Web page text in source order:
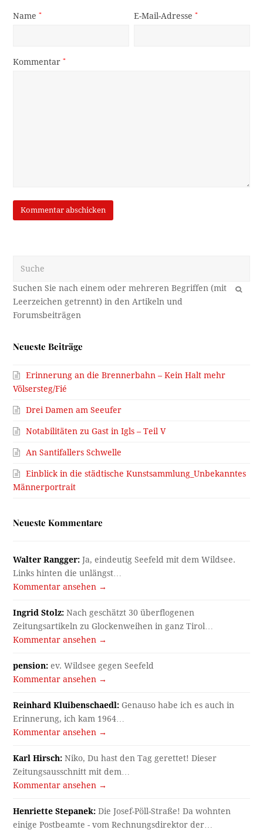
Name* E-Mail-Adresse*
Kommentar*
OK
Neueste Beiträge
Erinnerung an die Brennerbahn – Kein Halt mehr
Völsersteg/Fié
Drei Damen am Seeufer
Notabilitäten zu Gast in Igls – Teil V
An Santifallers Schwelle
Einblick in die städtische Kunstsammlung_Unbekanntes
Männerportrait
Neueste Kommentare
Walter Rangger: Ja, eindeutig Seefeld mit dem Wildsee.
Links hinten die unlängst…
Kommentar ansehen →
Ingrid Stolz: Nach geschätzt 30 überflogenen
Zeitungsartikeln zu Glockenweihen in ganz Tirol…
Kommentar ansehen →
pension: ev. Wildsee gegen Seefeld
Kommentar ansehen →
Reinhard Kluibenschaedl: Genauso habe ich es auch in
Erinnerung, ich kam 1964…
Kommentar ansehen →
Karl Hirsch: Niko, Du hast den Tag gerettet! Dieser
Zeitungsausschnitt mit dem…
Kommentar ansehen →
Henriette Stepanek: Die Josef-Pöll-Straße! Da wohnten
einige Postbeamte - vom Rechnungsdirektor der…